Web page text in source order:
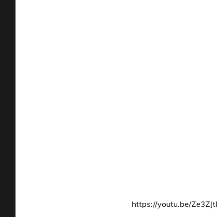
https://youtu.be/